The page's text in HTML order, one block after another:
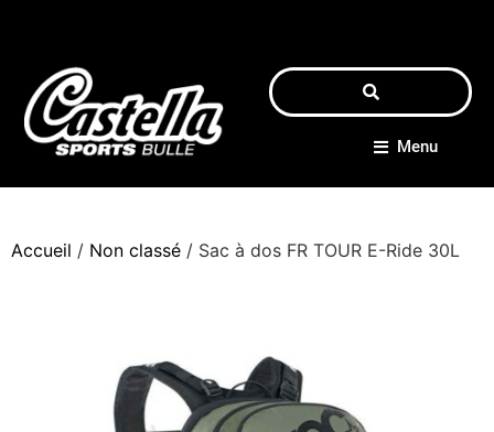
Menu
Accueil / Non classé / Sac à dos FR TOUR E-Ride 30L